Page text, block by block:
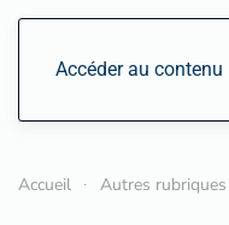
Accéder au
Accueil Autres rubriques